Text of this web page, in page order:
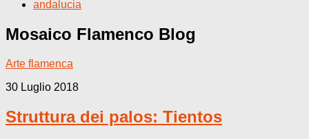
andalucia
Mosaico Flamenco Blog
Arte flamenca
30 Luglio 2018
Struttura dei palos: Tientos